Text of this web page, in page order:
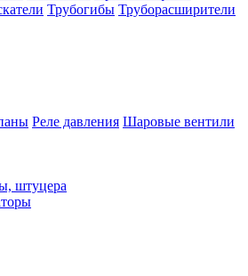
Трубогибы Труборасширители
Реле давления Шаровые вентили
штуцера